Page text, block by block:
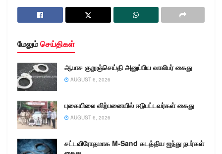
மேலும்செய்திகள்
ஆபாச குறுஞ்செய்தி அனுப்பிய வாலிபர் கைது
AUGUST 6, 2026
புகையிலை விற்பனையில் ஈடுபட்டவர்கள் கைது
AUGUST 6, 2026
சட்டவிரோதமாக M-Sand கடத்திய ஐந்து நபர்கள்